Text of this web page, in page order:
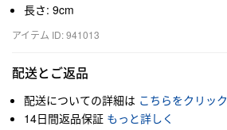
長さ: 9cm
アイテム ID: 941013
配送とご返品
配送についての詳細は こちらをクリック
14日間返品保証 もっと詳しく